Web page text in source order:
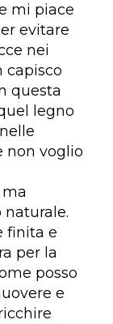
mi piace
evitare
nei
capisco
questa
legno
non voglio
naturale.
finita e
per la
posso
e